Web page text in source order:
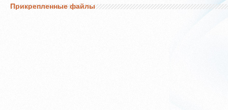
Прикрепленные файлы